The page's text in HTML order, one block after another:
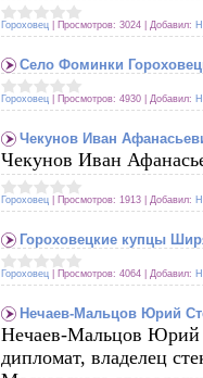
Гороховец Просмотров: 3024 Добавил:
Село Фоминки
Гороховец Просмотров: 4930 Добавил:
Чекунов Иван
Чекунов Иван
Гороховец Просмотров: 1913 Добавил:
Гороховецкие купцы
Гороховец Просмотров: 4064 Добавил:
Нечаев-Мальцов Юрий
Нечаев-Мальцов Юрий
дипломат, владелец